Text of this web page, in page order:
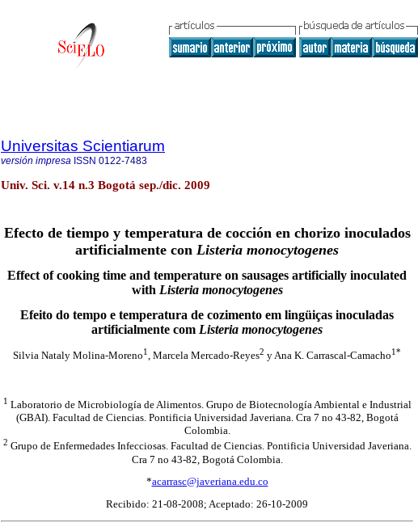
Universitas Scientiarum
versión impresa ISSN 0122-7483
Univ. Sci. v.14 n.3 Bogotá sep./dic. 2009
Efecto de tiempo y temperatura de cocción en chorizo inoculados
artificialmente con Listeria monocytogenes
Effect of cooking time and temperature on sausages artificially inoculated
with Listeria monocytogenes
Efeito do tempo e temperatura de cozimento em lingüiças inoculadas
artificialmente com Listeria monocytogenes
Silvia Nataly Molina-Moreno1 , Marcela Mercado-Reyes2 y Ana K. Carrascal-Camacho1*
1 Laboratorio de Microbiología de Alimentos. Grupo de Biotecnología Ambiental e Industrial
(GBAI). Facultad de Ciencias. Pontificia Universidad Javeriana. Cra 7 no 43-82, Bogotá
Colombia.
2 Grupo de Enfermedades Infecciosas. Facultad de Ciencias. Pontificia Universidad Javeriana.
Cra 7 no 43-82, Bogotá Colombia.
*acarrasc@javeriana.edu.co
Recibido: 21-08-2008; Aceptado: 26-10-2009